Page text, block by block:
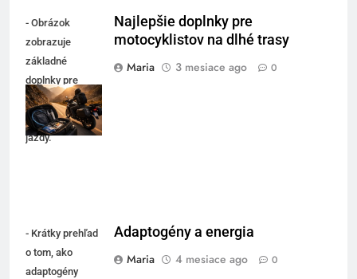
- Obrázok
zobrazuje
základné
doplnky pre
pohodlné a
bezpečné dlhé
jazdy.
Najlepšie doplnky pre
motocyklistov na dlhé trasy
Maria
3 mesiace ago 0
- Krátky prehľad
o tom, ako
adaptogény
Adaptogény a energia
Maria
4 mesiace ago 0